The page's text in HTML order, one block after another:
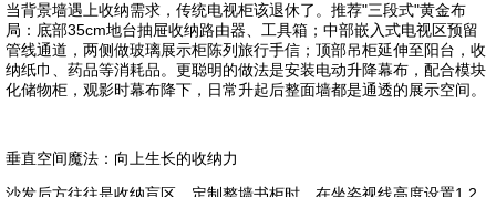
当背景墙遇上收纳需求，传统电视柜该退休了。推荐"三段式"黄金布
局：底部35cm地台抽屉收纳路由器、工具箱；中部嵌入式电视区预留
管线通道，两侧做玻璃展示柜陈列旅行手信；顶部吊柜延伸至阳台，收
纳纸巾、药品等消耗品。更聪明的做法是安装电动升降幕布，配合模块
化储物柜，观影时幕布降下，日常升起后整面墙都是通透的展示空间。
垂直空间魔法：向上生长的收纳力